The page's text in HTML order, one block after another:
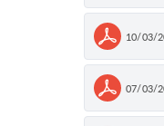
10/03/
07/03/